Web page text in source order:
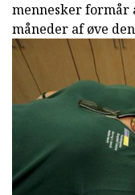
mennesker formår
måneder af øve